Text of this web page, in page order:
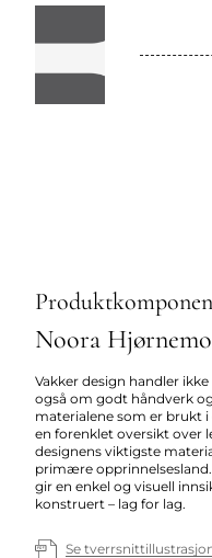
Noora
Vakker design handler
også om godt håndverk
materialene som er brukt
en forenklet oversikt over
designens viktigste
primære
gir en enkel og visuell
konstruert – lag for lag.
Se